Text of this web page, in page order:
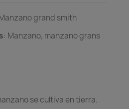
grand smith
: Manzano, manzano grans
se cultiva en tierra.